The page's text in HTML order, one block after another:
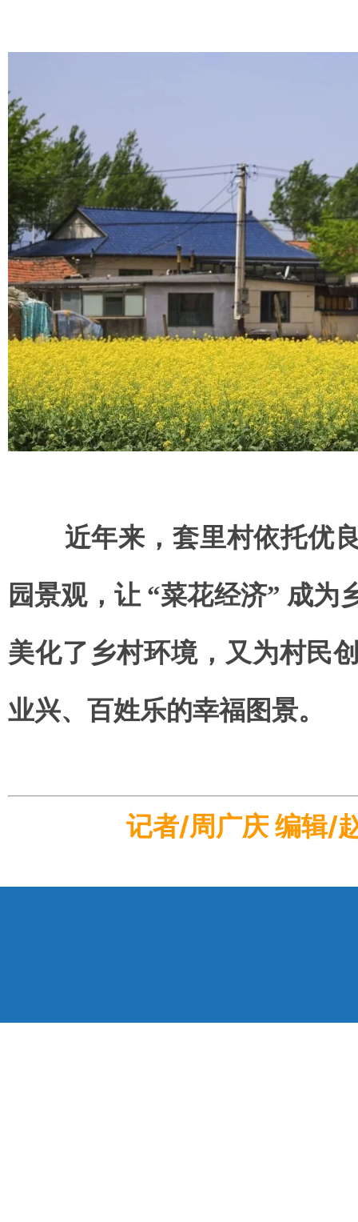
近年来，套里村依托优良
园景观，让 “菜花经济” 成为
美化了乡村环境，又为村民
业兴、百姓乐的幸福图景。
记者/周广庆 编辑/